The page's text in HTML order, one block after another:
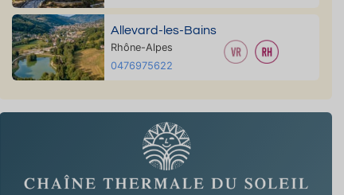
Allevard-les-Bains
Rhône-Alpes
0476975622